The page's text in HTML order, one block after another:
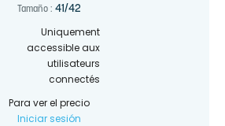
Tamaño : 41/42
Uniquement
accessible aux
utilisateurs
connectés
Para ver el precio
Iniciar sesión